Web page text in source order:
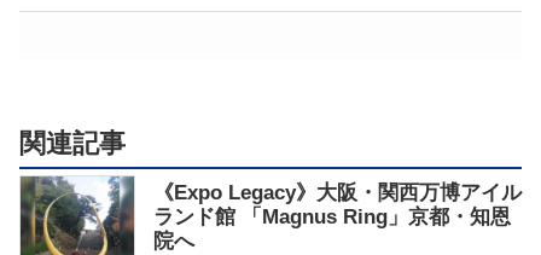
関連記事
《Expo Legacy》大阪・関西万博アイル
ランド館 「Magnus Ring」京都・知恩
院へ